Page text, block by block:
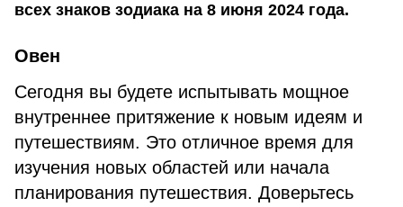
всех знаков зодиака на 8 июня 2024 года.
Овен
Сегодня вы будете испытывать мощное
внутреннее притяжение к новым идеям и
путешествиям. Это отличное время для
изучения новых областей или начала
планирования путешествия. Доверьтесь